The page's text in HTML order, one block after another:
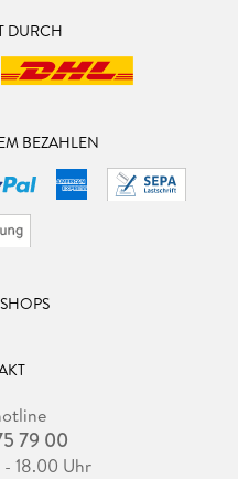
DURCH
BEZAHLEN
79 00
18.00 Uhr